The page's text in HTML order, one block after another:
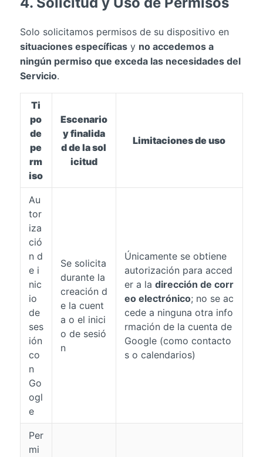
Solo solicitamos permisos de su dispositivo en
situaciones específicasy no accedemos a
ningún permiso que exceda las necesidades del
Servicio.
Ti
po
de
pe
rm
iso
Escenario
y finalida
d de la sol
icitud
Limitaciones de uso
Au
tor
iza
ció
n d
e i
nic
io
de
ses
ión
co
n
Go
ogl
e
Se solicita
durante la
creación d
e la cuent
a o el inici
o de sesió
n
Únicamente se obtiene
autorización para acced
er a la dirección de corr
eo electrónico; no se ac
cede a ninguna otra info
rmación de la cuenta de
Google (como contacto
s o calendarios)
Per
mi